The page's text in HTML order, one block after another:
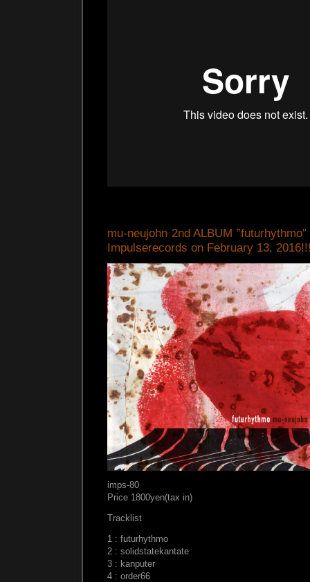
mu-neujohn 2nd ALBUM
Impulserecords on February 13,
imps-80
Price 1800yen(tax in)
Tracklist
1 : futurhythmo
2 : solidstatekantate
3 : kanputer
4 : order66